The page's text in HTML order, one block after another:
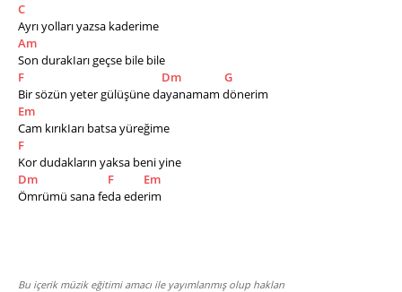
C
Ayrı yolları yazsa kaderime
Am
Son durakIarı geçse bile bile
F
Dm
G
Bir sözün yeter gülüşüne dayanamam dönerim
Em
Cam kırıkIarı batsa yüreğime
F
Kor dudakların yaksa beni yine
Dm
F
Em
Ömrümü sana feda ederim
Bu içerik müzik eğitimi amacı ile yayımlanmış olup hakları